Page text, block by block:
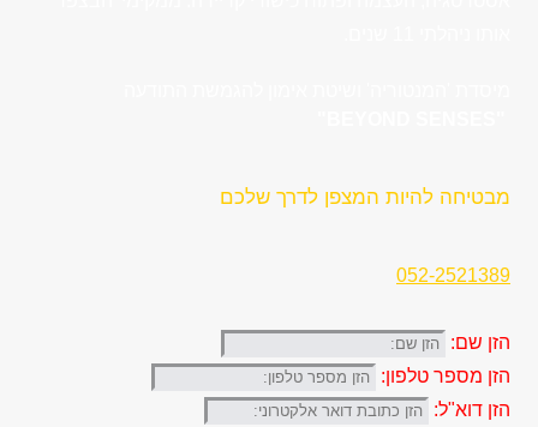
מבטיחה להיות המצפן לדרך שלכם
052-2521389
הזן שם:
הזן מספר טלפון:
הזן דוא"ל: